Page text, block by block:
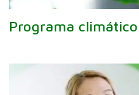
Programa climático